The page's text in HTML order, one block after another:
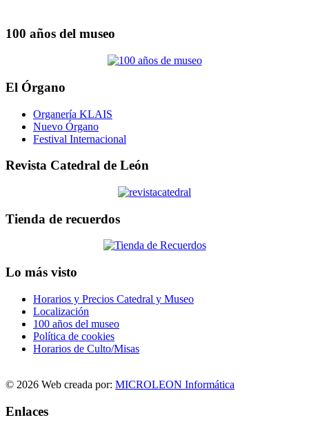
100 años del museo
El Órgano
Organería KLAIS
Nuevo Órgano
Festival Internacional
Revista Catedral de León
Tienda de recuerdos
Lo más visto
Horarios y Precios Catedral y Museo
Localización
100 años del museo
Política de cookies
Horarios de Culto/Misas
© 2026 Web creada por: MICROLEON Informática
Enlaces